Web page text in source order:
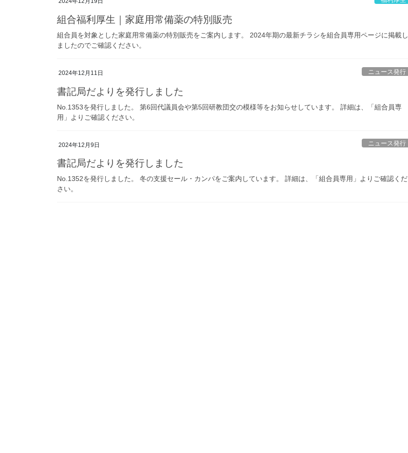
組合福利厚生｜家庭用常備薬の特別販売
組合員を対象とした家庭用常備薬の特別販売をご案内します。 2024年期の最新チラシを組合員専用ページに掲載し
ましたのでご確認ください。
2024年12月11日 ニュース発行
書記局だよりを発行しました
No.1353を発行しました。 第6回代議員会や第5回研教団交の模様等をお知らせしています。 詳細は、「組合員専
用」よりご確認ください。
2024年12月9日 ニュース発行
書記局だよりを発行しました
No.1352を発行しました。 冬の支援セール・カンパをご案内しています。 詳細は、「組合員専用」よりご確認くだ
さい。